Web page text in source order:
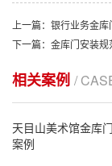
上一篇：银行业务金
下一篇：金库门安装规
相关案例 /
天目山美术馆金库
案例